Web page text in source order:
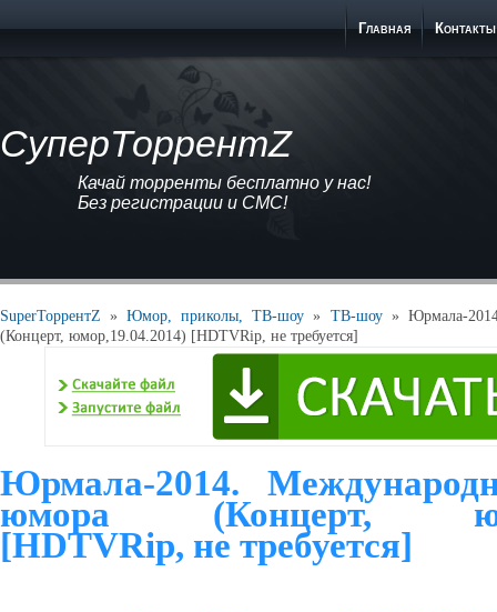
СуперТоррентZ
Качай торренты бесплатно у нас!
Без регистрации и СМС!
Главная Контакты
SuperТоррентZ »Юмор, приколы, ТВ-шоу » ТВ-шоу» Юрмала-
(Концерт, юмор,19.04.2014) [HDTVRip, не требуется]
Юрмала-2014.
юмора (Концерт,
[HDTVRip, не требуется]